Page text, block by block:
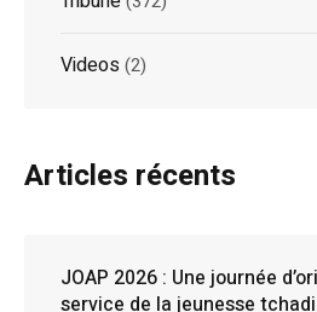
Videos(2)
Articles récents
JOAP 2026 : Une journée
service de la jeunesse